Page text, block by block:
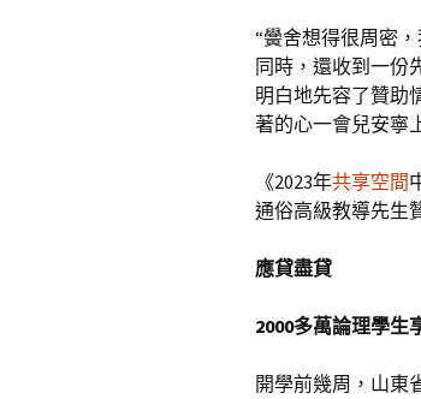
“黌舍想得很周密
同時，還收到一份
明白地先容了贊助
著的心一會兒安寧
《2023年共享空間
通俗高級教導先生
應貸盡貸
2000多萬論理學生
開學前幾周，山東